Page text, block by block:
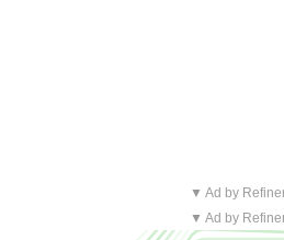
▼ Ad by
▼ Ad by